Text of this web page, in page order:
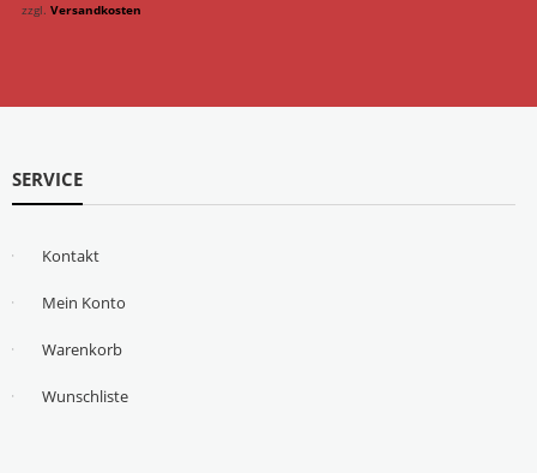
zzgl. Versandkosten
SERVICE
Kontakt
Mein Konto
Warenkorb
Wunschliste